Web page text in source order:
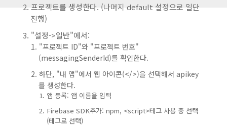
프로젝트를 생성한다. (나머지 default 설정으로 일단
진행)
"설정->일반"에서:
"프로젝트 ID"와 "프로젝트 번호"
(messagingSenderId)를 확인한다.
하단, "내 앱"에서 웹 아이콘(</>)을 선택해서 apikey
를 생성한다.
앱 등록: 앱 이름을 입력
Firebase SDK추가: npm, <script>테그 사용 중 선택
(테그로 선택)